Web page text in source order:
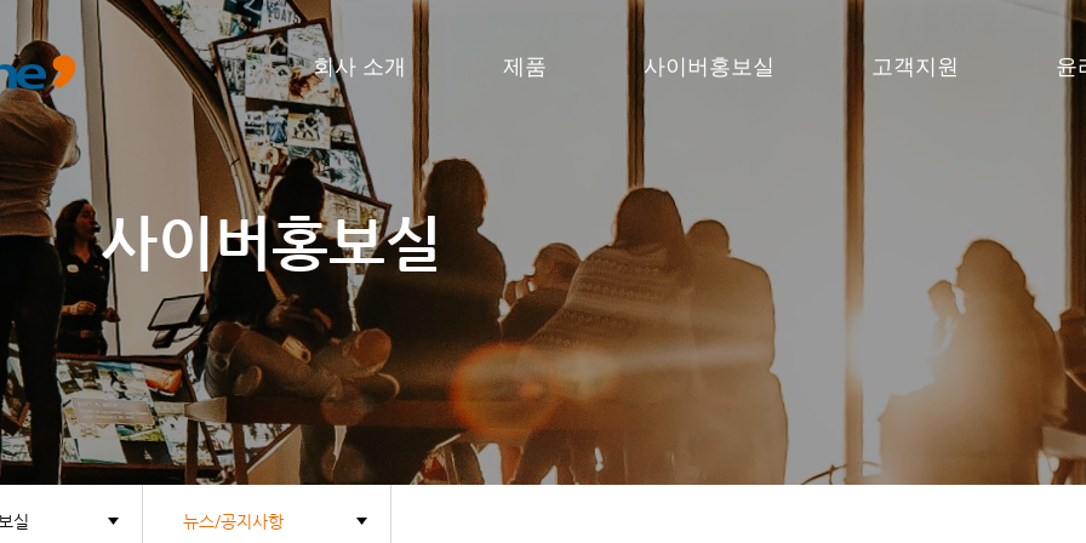
본문바로가기
회사 소개 제품 사이버홍보실 고객지원 윤
사이버홍보실
실 뉴스/공지사항